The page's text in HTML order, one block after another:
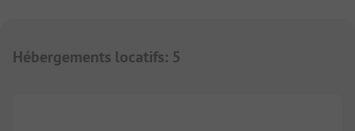
Hébergements locatifs: 5